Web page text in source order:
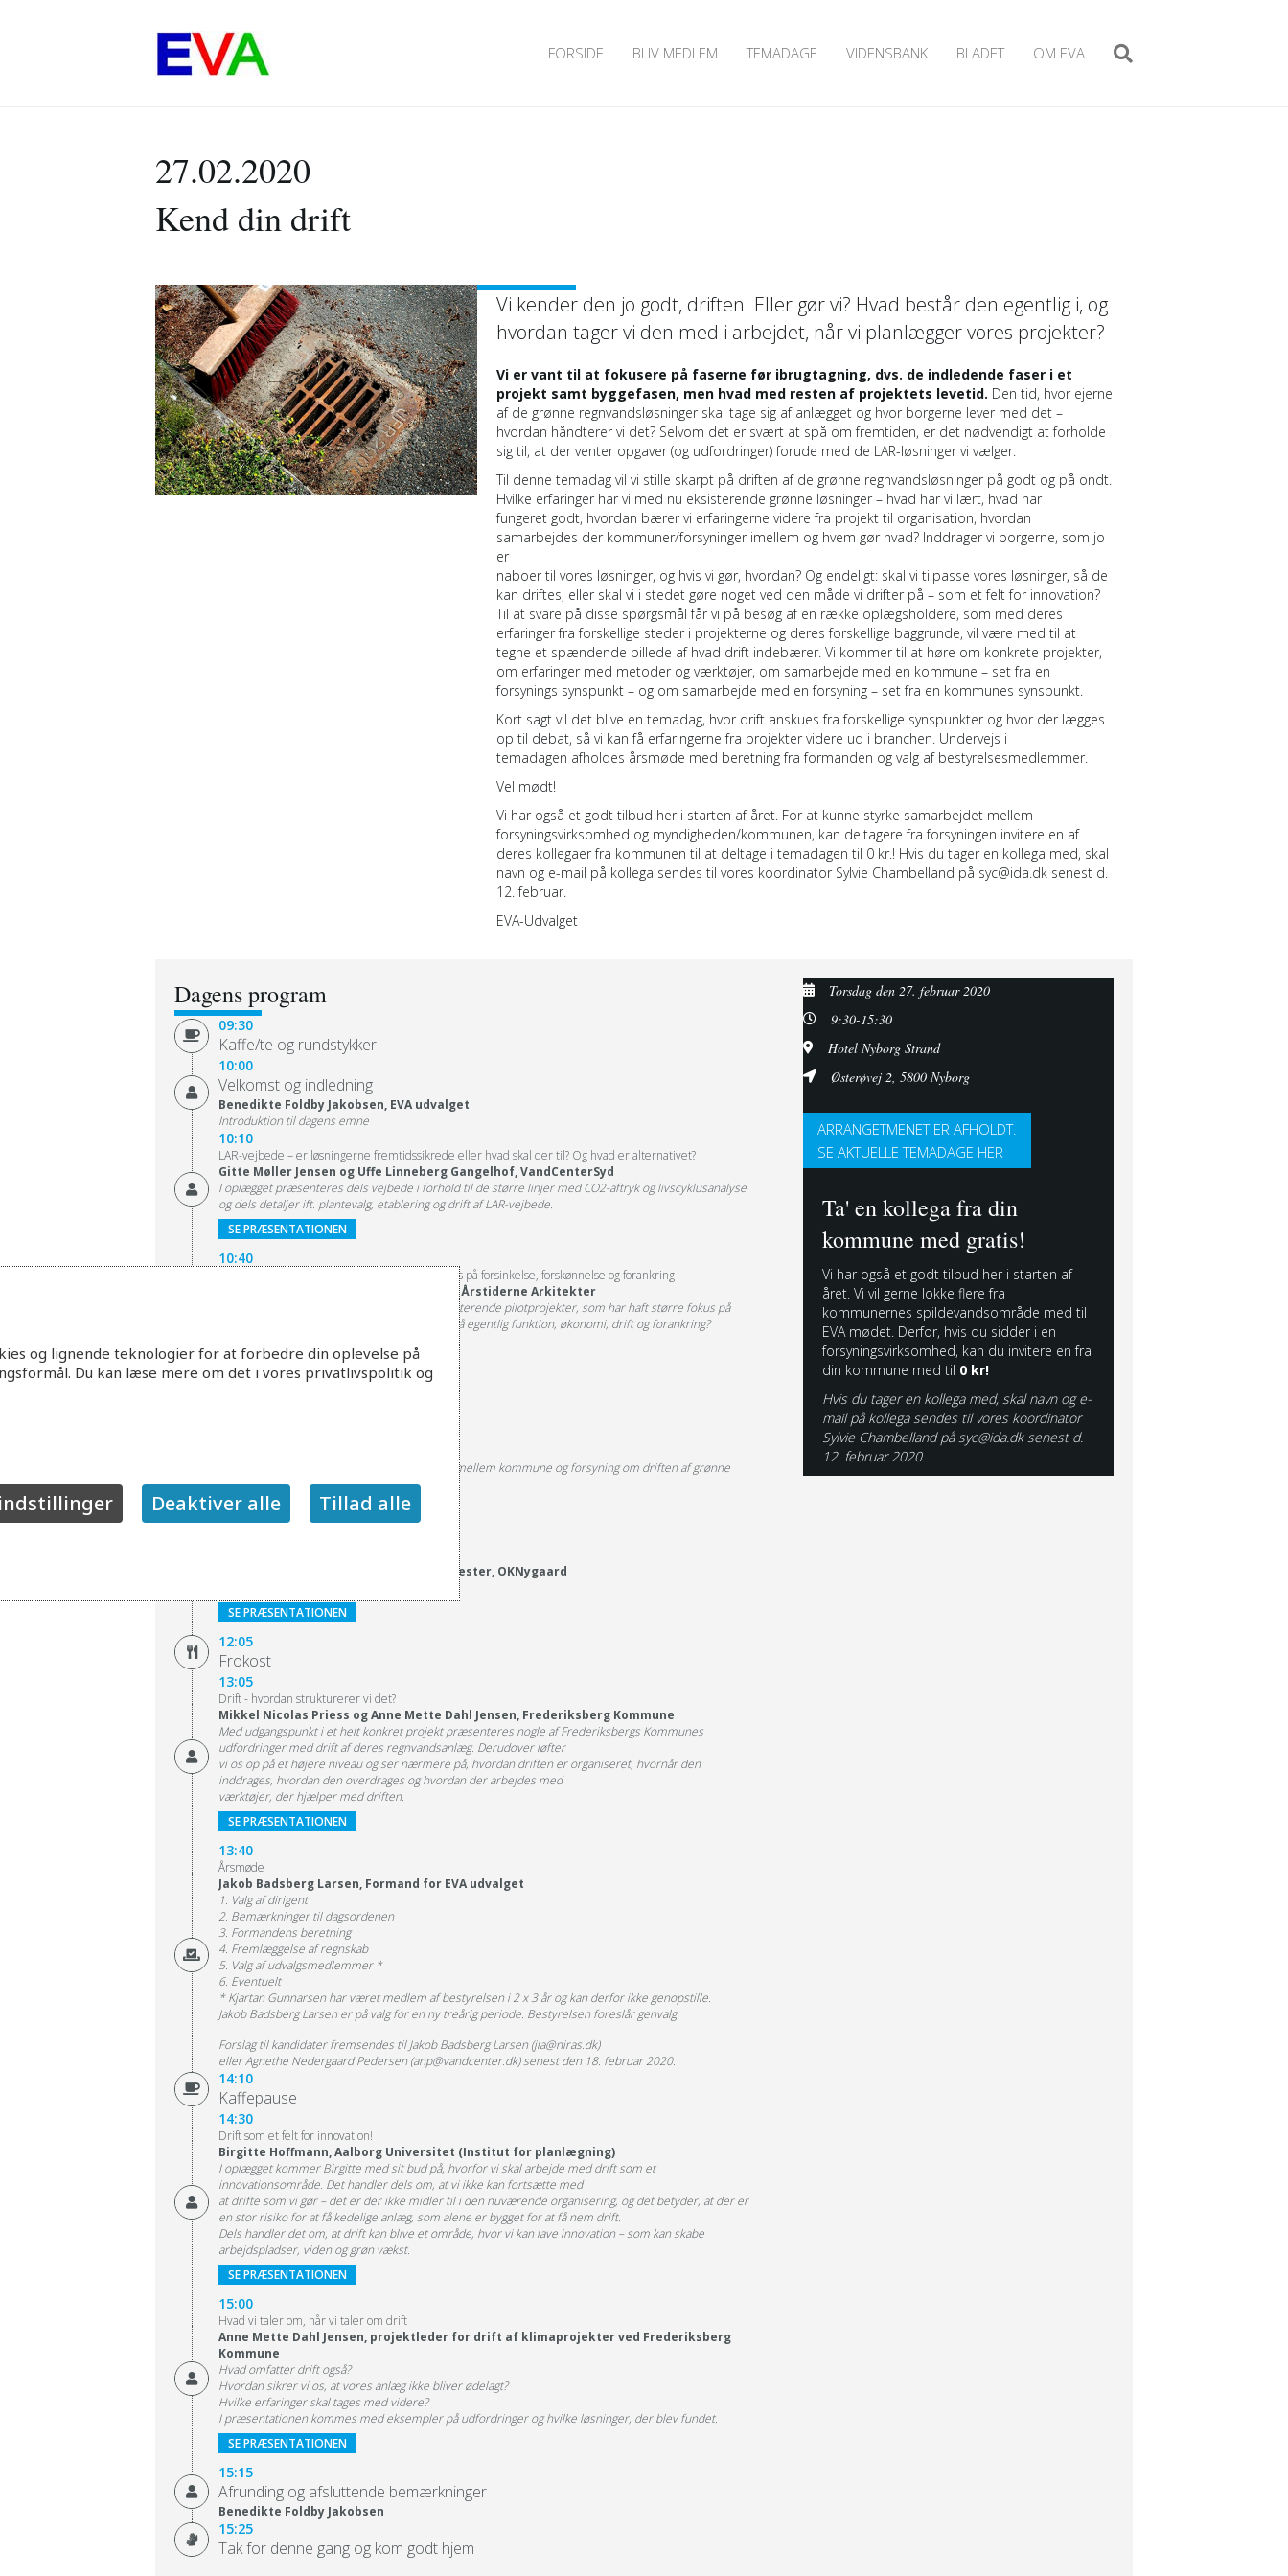
FORSIDE BLIV MEDLEM TEMADAGE VIDENSBANK BLADET OM EVA
27.02.2020
Kend din drift
Vi kender den jo godt, driften. Eller gør vi? Hvad består den egentlig i, og
hvordan tager vi den med i arbejdet, når vi planlægger vores projekter?
Vi er vant til at fokusere på faserne før ibrugtagning, dvs. de indledende faser i et
projekt samt byggefasen, men hvad med resten af projektets levetid. Den tid, hvor ejerne
af de grønne regnvandsløsninger skal tage sig af anlægget og hvor borgerne lever med det –
hvordan håndterer vi det? Selvom det er svært at spå om fremtiden, er det nødvendigt at forholde
sig til, at der venter opgaver (og udfordringer) forude med de LAR-løsninger vi vælger.
Til denne temadag vil vi stille skarpt på driften af de grønne regnvandsløsninger på godt og på ondt.
Hvilke erfaringer har vi med nu eksisterende grønne løsninger – hvad har vi lært, hvad har
fungeret godt, hvordan bærer vi erfaringerne videre fra projekt til organisation, hvordan
samarbejdes der kommuner/forsyninger imellem og hvem gør hvad? Inddrager vi borgerne, som jo
er
naboer til vores løsninger, og hvis vi gør, hvordan? Og endeligt: skal vi tilpasse vores løsninger, så de
kan driftes, eller skal vi i stedet gøre noget ved den måde vi drifter på – som et felt for innovation?
Til at svare på disse spørgsmål får vi på besøg af en række oplægsholdere, som med deres
erfaringer fra forskellige steder i projekterne og deres forskellige baggrunde, vil være med til at
tegne et spændende billede af hvad drift indebærer. Vi kommer til at høre om konkrete projekter,
om erfaringer med metoder og værktøjer, om samarbejde med en kommune – set fra en
forsynings synspunkt – og om samarbejde med en forsyning – set fra en kommunes synspunkt.
Kort sagt vil det blive en temadag, hvor drift anskues fra forskellige synspunkter og hvor der lægges
op til debat, så vi kan få erfaringerne fra projekter videre ud i branchen. Undervejs i
temadagen afholdes årsmøde med beretning fra formanden og valg af bestyrelsesmedlemmer.
Vel mødt!
Vi har også et godt tilbud her i starten af året. For at kunne styrke samarbejdet mellem
forsyningsvirksomhed og myndigheden/kommunen, kan deltagere fra forsyningen invitere en af
deres kollegaer fra kommunen til at deltage i temadagen til 0 kr.! Hvis du tager en kollega med, skal
navn og e-mail på kollega sendes til vores koordinator Sylvie Chambelland på syc@ida.dk senest d.
12. februar.
EVA-Udvalget
Dagens program
09:30
Kaffe/te og rundstykker
10:00
Velkomst og indledning
Benedikte Foldby Jakobsen, EVA udvalget
Introduktion til dagens emne
10:10
LAR-vejbede – er løsningerne fremtidssikrede eller hvad skal der til? Og hvad er alternativet?
Gitte Møller Jensen og Uffe Linneberg Gangelhof, VandCenterSyd
I oplægget præsenteres dels vejbede i forhold til de større linjer med CO2-aftryk og livscyklusanalyse
og dels detaljer ift. plantevalg, etablering og drift af LAR-vejbede.
SE PRÆSENTATIONEN
10:40
Tværfagligt klimaprojekt i København med fokus på forsinkelse, forskønnelse og forankring
Daniel Koudal, Landskabsarkitekt MDL, Årstiderne Arkitekter
Hvordan kommer vi videre fra de eksperimenterende pilotprojekter, som har haft større fokus på
proces, synlighed og ekstern formidling end på egentlig funktion, økonomi, drift og forankring?
SE PRÆSENTATIONEN
11:05
Erfaringer med rollefordeling og samarbejde mellem kommune og forsyning om driften af grønne
løsninger
SE PRÆSENTATIONEN
Michael Wendel, projektleder – kloakmester, OKNygaard
SE PRÆSENTATIONEN
12:05
Frokost
13:05
Drift - hvordan strukturerer vi det?
Mikkel Nicolas Priess og Anne Mette Dahl Jensen, Frederiksberg Kommune
Med udgangspunkt i et helt konkret projekt præsenteres nogle af Frederiksbergs Kommunes
udfordringer med drift af deres regnvandsanlæg. Derudover løfter
vi os op på et højere niveau og ser nærmere på, hvordan driften er organiseret, hvornår den
inddrages, hvordan den overdrages og hvordan der arbejdes med
værktøjer, der hjælper med driften.
SE PRÆSENTATIONEN
13:40
Årsmøde
Jakob Badsberg Larsen, Formand for EVA udvalget
1. Valg af dirigent
2. Bemærkninger til dagsordenen
3. Formandens beretning
4. Fremlæggelse af regnskab
5. Valg af udvalgsmedlemmer *
6. Eventuelt
* Kjartan Gunnarsen har været medlem af bestyrelsen i 2 x 3 år og kan derfor ikke genopstille.
Jakob Badsberg Larsen er på valg for en ny treårig periode. Bestyrelsen foreslår genvalg.
Forslag til kandidater fremsendes til Jakob Badsberg Larsen (jla@niras.dk)
eller Agnethe Nedergaard Pedersen (anp@vandcenter.dk) senest den 18. februar 2020.
14:10
Kaffepause
14:30
Drift som et felt for innovation!
Birgitte Hoffmann, Aalborg Universitet (Institut for planlægning)
I oplægget kommer Birgitte med sit bud på, hvorfor vi skal arbejde med drift som et
innovationsområde. Det handler dels om, at vi ikke kan fortsætte med
at drifte som vi gør – det er der ikke midler til i den nuværende organisering, og det betyder, at der er
en stor risiko for at få kedelige anlæg, som alene er bygget for at få nem drift.
Dels handler det om, at drift kan blive et område, hvor vi kan lave innovation – som kan skabe
arbejdspladser, viden og grøn vækst.
SE PRÆSENTATIONEN
15:00
Hvad vi taler om, når vi taler om drift
Anne Mette Dahl Jensen, projektleder for drift af klimaprojekter ved Frederiksberg
Kommune
Hvad omfatter drift også?
Hvordan sikrer vi os, at vores anlæg ikke bliver ødelagt?
Hvilke erfaringer skal tages med videre?
I præsentationen kommes med eksempler på udfordringer og hvilke løsninger, der blev fundet.
SE PRÆSENTATIONEN
15:15
Afrunding og afsluttende bemærkninger
Benedikte Foldby Jakobsen
15:25
Tak for denne gang og kom godt hjem
Torsdag den 27. februar 2020
9:30-15:30
Hotel Nyborg Strand
Østerøvej 2, 5800 Nyborg
ARRANGETMENET ER AFHOLDT.
SE AKTUELLE TEMADAGE HER
Ta' en kollega fra din
kommune med gratis!
Vi har også et godt tilbud her i starten af
året. Vi vil gerne lokke flere fra
kommunernes spildevandsområde med til
EVA mødet. Derfor, hvis du sidder i en
forsyningsvirksomhed, kan du invitere en fra
din kommune med til 0 kr!
Hvis du tager en kollega med, skal navn og e-
mail på kollega sendes til vores koordinator
Sylvie Chambelland påsyc@ida.dksenest d.
12. februar 2020.
og lignende teknologier for at forbedre din oplevelse på
Du kan læse mere om det i vores privatlivspolitik og
Deaktiver alle Tillad alle